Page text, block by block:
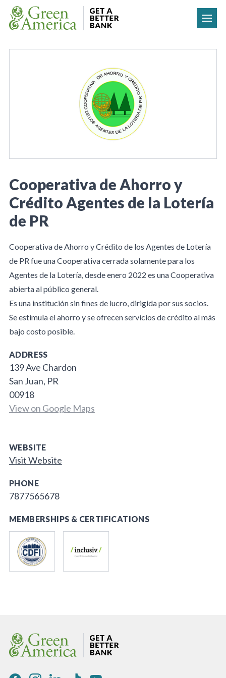
Skip to content
Cooperativa de Ahorro y
Crédito Agentes de la Lotería
de PR
Cooperativa de Ahorro y Crédito de los Agentes de Lotería
de PR fue una Cooperativa cerrada solamente para los
Agentes de la Lotería, desde enero 2022 es una Cooperativa
abierta al público general.
Es una institución sin fines de lucro, dirigida por sus socios.
Se estimula el ahorro y se ofrecen servicios de crédito al más
bajo costo posible.
ADDRESS
139 Ave Chardon
San Juan, PR
00918
View on Google Maps
WEBSITE
Visit Website
PHONE
7877565678
MEMBERSHIPS & CERTIFICATIONS